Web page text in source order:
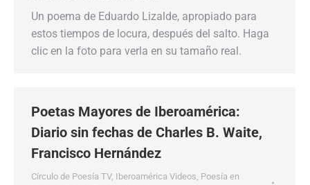
Un poema de Eduardo Lizalde, apropiado para
estos tiempos de locura, después del salto. Haga
clic en la foto para verla en su tamaño real.
Poetas Mayores de Iberoamérica:
Diario sin fechas de Charles B. Waite,
Francisco Hernández
Círculo de Poesía TV, Iberoamérica Videos, Poesía en